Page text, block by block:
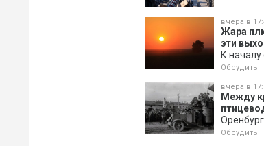
вчера в
Жара
эти
К
Обсудить
вчера в
Между
Обсудить